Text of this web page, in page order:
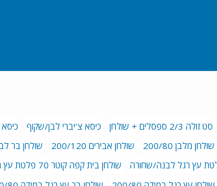
סט זולה 2/3 ספסלים + שולחן כיסא צ'יברי לבן/שקוף
שולחן מלבן 200/80 שולחן אבירים 200/120 שולחן בר לבן/
שולחן בית קפה קוטר 70 פלטת עץ רגל לבנה/שחורה